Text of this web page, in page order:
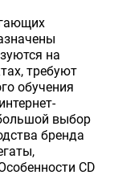
на
требуют
обучения
выбор
бренда
CD